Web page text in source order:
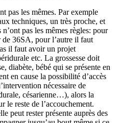
pas les mêmes. Par exemple
techniques, un très proche, et
pas les mêmes règles: pour
de 36SA, pour l’autre il faut
il faut avoir un projet
etc. La grossesse doit
diabète, bébé qui se présente en
en cause la possibilité d’accès
nécessaire de
césarienne…), alors la
le reste de l’accouchement.
peut rester présente auprès des